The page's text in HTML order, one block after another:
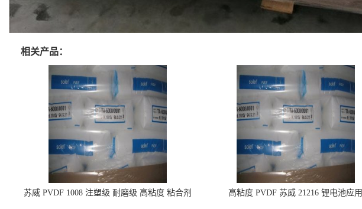
相关产品：
苏威 PVDF 1008 注塑级 耐磨级 高粘度 粘合剂
高粘度 PVDF 苏威 21216 锂电池应用